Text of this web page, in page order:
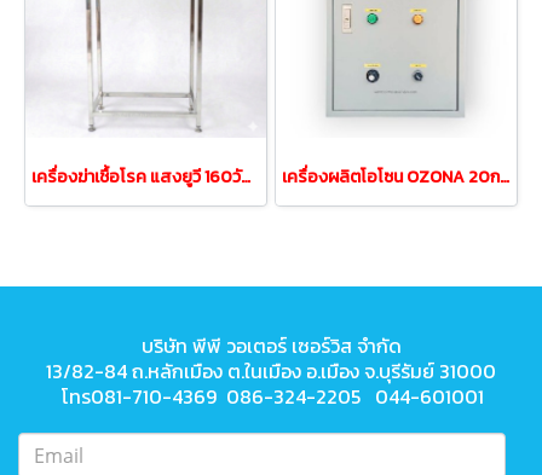
เครื่องฆ่าเชื้อโรค แสงยูวี 160วัตต์ UV 160 WATT เครื่องผลิตโอโซน OZONA 20กรัม/ชั่วโมง ใช้ได้ทั้งน้ำและอากาศ
บริษัท พีพี วอเตอร์ เซอร์วิส จำกัด
13/82-84 ถ.หลักเมือง ต.ในเมือง อ.เมือง จ.บุรีรัมย์ 31000
โทร081-710-4369 086-324-2205 044-601001